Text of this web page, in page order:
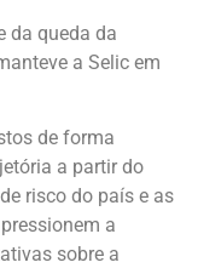
da queda da
a Selic em
de forma
a partir do
risco do país e as
a
sobre a